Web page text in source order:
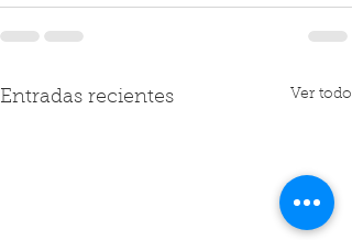
Entradas recientes Ver todo